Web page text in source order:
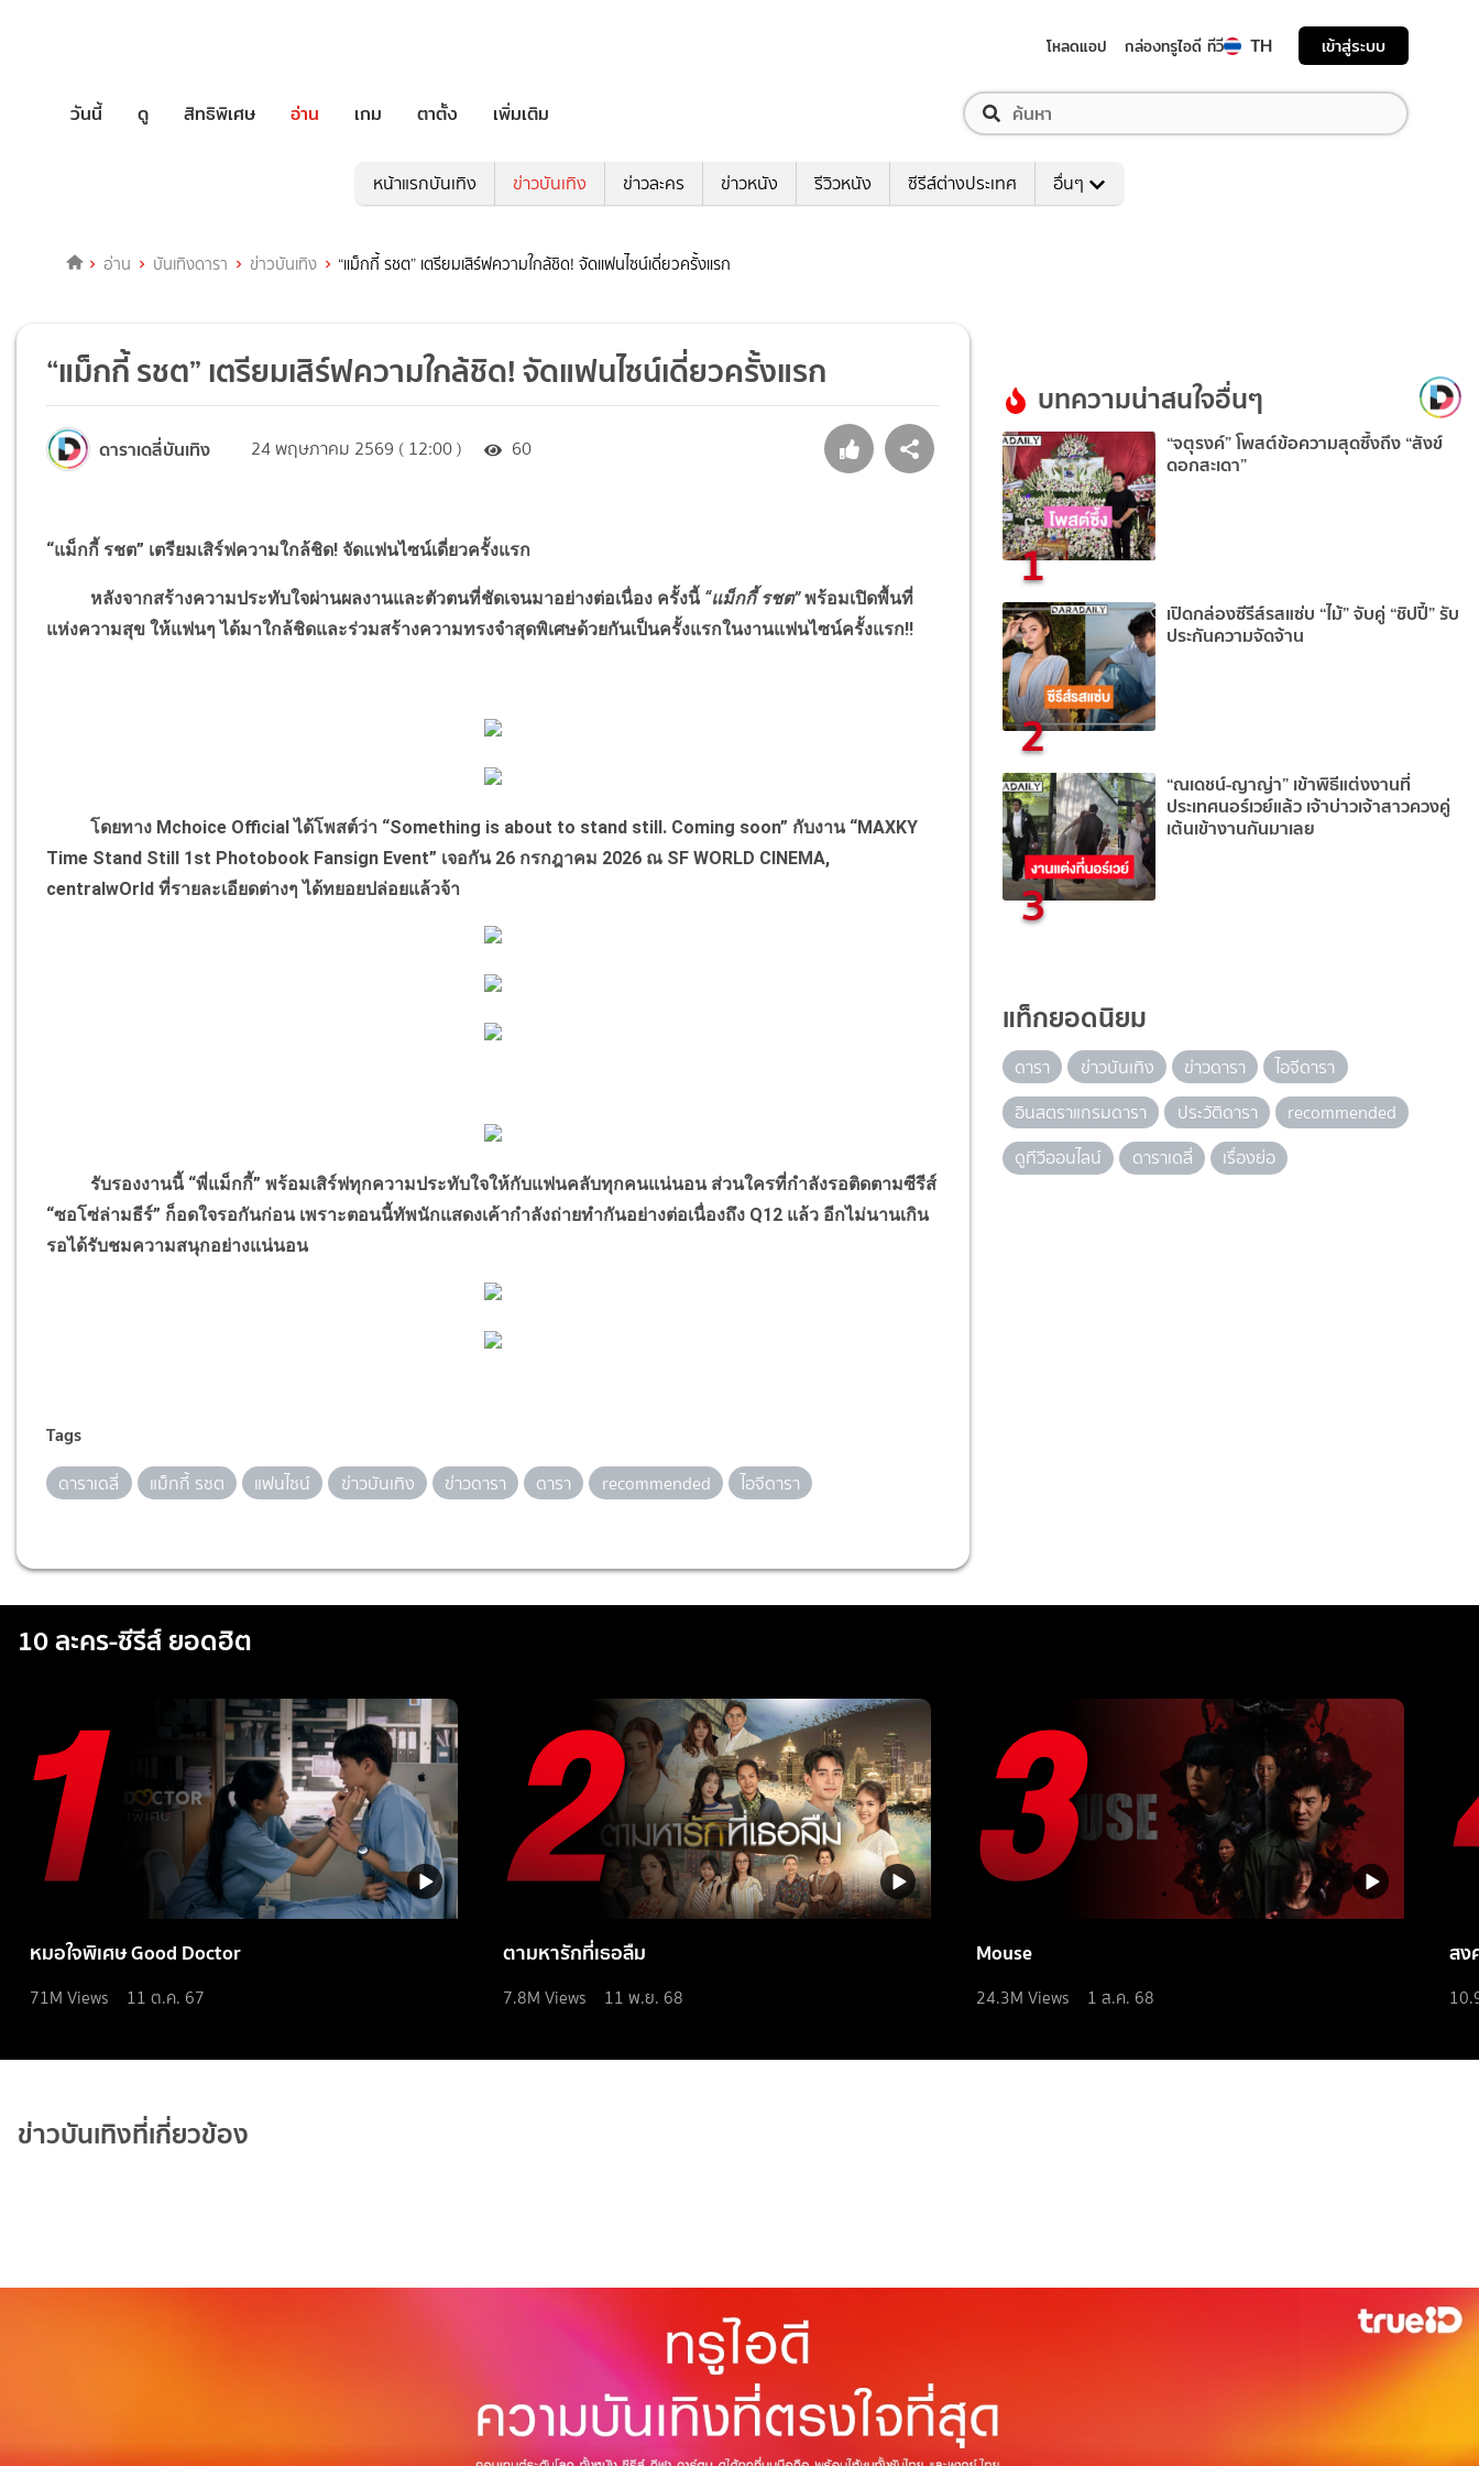
โหลดแอป กล่องทรูไอดี ทีวี TH เข้าสู่ระบบ
วันนี้ ดู สิทธิพิเศษ อ่าน เกม ตาตั้ง เพิ่มเติม
หน้าแรกบันเทิง ข่าวบันเทิง ข่าวละคร ข่าวหนัง รีวิวหนัง ซีรีส์ต่างประเทศ อื่นๆ
อ่าน บันเทิงดารา ข่าวบันเทิง “แม็กกี้ รชต” เตรียมเสิร์ฟความใกล้ชิด! จัดแฟนไซน์เดี่ยวครั้งแรก
“แม็กกี้ รชต” เตรียมเสิร์ฟความใกล้ชิด! จัดแฟนไซน์เดี่ยวครั้งแรก
ดาราเดลี่บันเทิง 24 พฤษภาคม 2569 ( 12:00 ) 60
“แม็กกี้ รชต” เตรียมเสิร์ฟความใกล้ชิด! จัดแฟนไซน์เดี่ยวครั้งแรก
หลังจากสร้างความประทับใจผ่านผลงานและตัวตนที่ชัดเจนมาอย่างต่อเนื่อง ครั้งนี้ “แม็กกี้ รชต”พร้อมเปิดพื้นที่
แห่งความสุข ให้แฟนๆ ได้มาใกล้ชิดและร่วมสร้างความทรงจำสุดพิเศษด้วยกันเป็นครั้งแรกในงานแฟนไซน์ครั้งแรก!!
โดยทาง Mchoice Official ได้โพสต์ว่า “Something is about to stand still. Coming soon” กับงาน “MAXKY
Time Stand Still 1st Photobook Fansign Event” เจอกัน 26 กรกฎาคม 2026 ณ SF WORLD CINEMA,
centralwOrld ที่รายละเอียดต่างๆ ได้ทยอยปล่อยแล้วจ้า
รับรองงานนี้ “พี่แม็กกี้” พร้อมเสิร์ฟทุกความประทับใจให้กับแฟนคลับทุกคนแน่นอน ส่วนใครที่กำลังรอติดตามซีรีส์
“ซอโซ่ล่ามธีร์” ก็อดใจรอกันก่อน เพราะตอนนี้ทัพนักแสดงเค้ากำลังถ่ายทำกันอย่างต่อเนื่องถึง Q12 แล้ว อีกไม่นานเกิน
รอได้รับชมความสนุกอย่างแน่นอน
Tags
ดาราเดลี่ แม็กกี้ รชต แฟนไซน์ ข่าวบันเทิง ข่าวดารา ดารา recommended ไอจีดารา
บทความน่าสนใจอื่นๆ
1
“จตุรงค์” โพสต์ข้อความสุดซึ้งถึง “สังข์
ดอกสะเดา”
2
เปิดกล่องซีรีส์รสแซ่บ “ไม้” จับคู่ “ชิปปี้” รับ
ประกันความจัดจ้าน
3
“ณเดชน์-ญาญ่า” เข้าพิธีแต่งงานที่
ประเทศนอร์เวย์แล้ว เจ้าบ่าวเจ้าสาวควงคู่
เต้นเข้างานกันมาเลย
แท็กยอดนิยม
ดารา ข่าวบันเทิง ข่าวดารา
ไอจีดารา
อินสตราแกรมดารา
ประวัติดารา
recommended
ดูทีวีออนไลน์
ดาราเดลี่ เรื่องย่อ
10 ละคร-ซีรีส์ ยอดฮิต
หมอใจพิเศษ Good Doctor
71M Views 11 ต.ค. 67
ตามหารักที่เธอลืม
7.8M Views 11 พ.ย. 68
Mouse
24.3M Views 1 ส.ค. 68
สง
ข่าวบันเทิงที่เกี่ยวข้อง